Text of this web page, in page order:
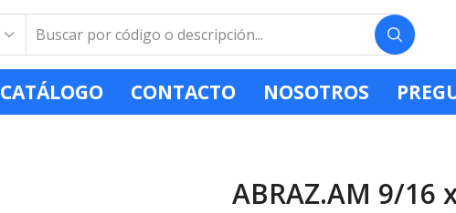
CATÁLOGO CONTACTO NOSOTROS
ABRAZ.AM 9/16